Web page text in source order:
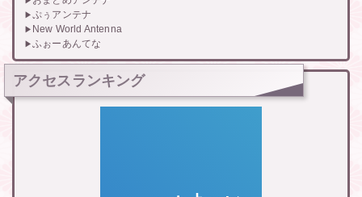
ぷぅアンテナ
New World Antenna
ふぉーあんてな
アクセスランキング